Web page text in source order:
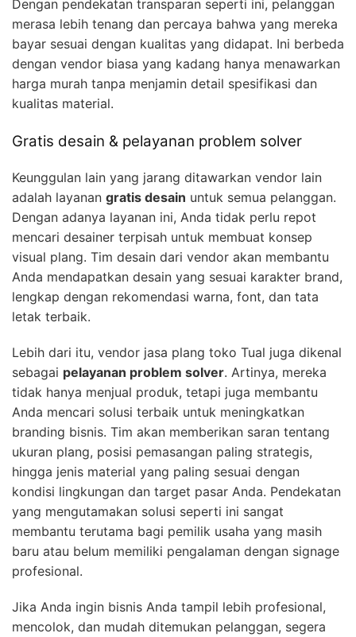
Dengan pendekatan transparan seperti ini, pelanggan
merasa lebih tenang dan percaya bahwa yang mereka
bayar sesuai dengan kualitas yang didapat. Ini berbeda
dengan vendor biasa yang kadang hanya menawarkan
harga murah tanpa menjamin detail spesifikasi dan
kualitas material.
Gratis desain & pelayanan problem solver
Keunggulan lain yang jarang ditawarkan vendor lain
adalah layanan gratis desain untuk semua pelanggan.
Dengan adanya layanan ini, Anda tidak perlu repot
mencari desainer terpisah untuk membuat konsep
visual plang. Tim desain dari vendor akan membantu
Anda mendapatkan desain yang sesuai karakter brand,
lengkap dengan rekomendasi warna, font, dan tata
letak terbaik.
Lebih dari itu, vendor jasa plang toko Tual juga dikenal
sebagai pelayanan problem solver. Artinya, mereka
tidak hanya menjual produk, tetapi juga membantu
Anda mencari solusi terbaik untuk meningkatkan
branding bisnis. Tim akan memberikan saran tentang
ukuran plang, posisi pemasangan paling strategis,
hingga jenis material yang paling sesuai dengan
kondisi lingkungan dan target pasar Anda. Pendekatan
yang mengutamakan solusi seperti ini sangat
membantu terutama bagi pemilik usaha yang masih
baru atau belum memiliki pengalaman dengan signage
profesional.
Jika Anda ingin bisnis Anda tampil lebih profesional,
mencolok, dan mudah ditemukan pelanggan, segera